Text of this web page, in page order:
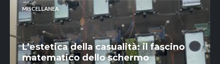
MISCELLANEA
L’estetica della casualità: il fascino
matematico dello schermo